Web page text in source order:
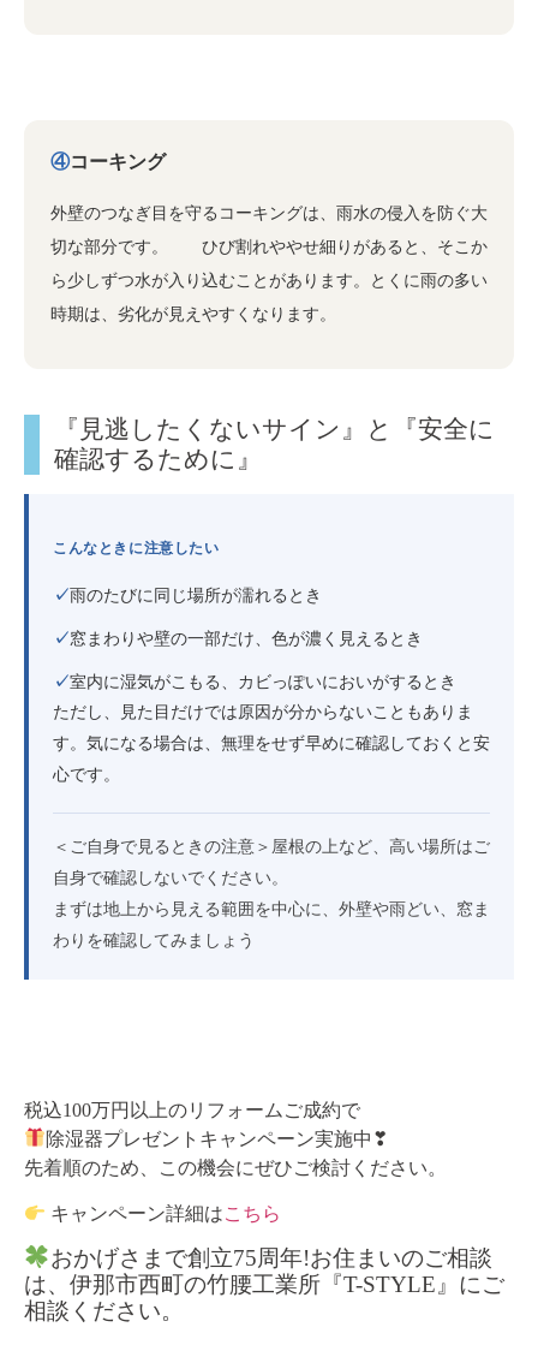
④コーキング
外壁のつなぎ目を守るコーキングは、雨水の侵入を防ぐ大
切な部分です。 ひび割れややせ細りがあると、そこか
ら少しずつ水が入り込むことがあります。とくに雨の多い
時期は、劣化が見えやすくなります。
『見逃したくないサイン』と『安全に
確認するために』
こんなときに注意したい
✓雨のたびに同じ場所が濡れるとき
✓窓まわりや壁の一部だけ、色が濃く見えるとき
✓室内に湿気がこもる、カビっぽいにおいがするとき
ただし、見た目だけでは原因が分からないこともありま
す。気になる場合は、無理をせず早めに確認しておくと安
心です。
＜ご自身で見るときの注意＞屋根の上など、高い場所はご
自身で確認しないでください。
まずは地上から見える範囲を中心に、外壁や雨どい、窓ま
わりを確認してみましょう
税込100万円以上のリフォームご成約で
除湿器プレゼントキャンペーン実施中❣
先着順のため、この機会にぜひご検討ください。
キャンペーン詳細はこちら
おかげさまで創立75周年!お住まいのご相談
は、伊那市西町の竹腰工業所『T-STYLE』にご
相談ください。